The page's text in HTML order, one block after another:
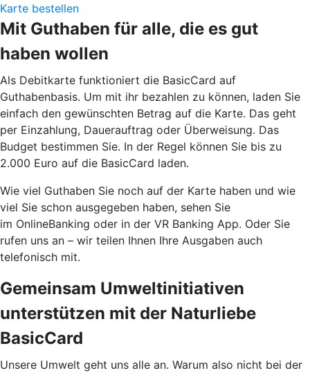
Karte bestellen
Mit Guthaben für alle, die es gut
haben wollen
Als Debitkarte funktioniert die BasicCard auf
Guthabenbasis. Um mit ihr bezahlen zu können, laden Sie
einfach den gewünschten Betrag auf die Karte. Das geht
per Einzahlung, Dauerauftrag oder Überweisung. Das
Budget bestimmen Sie. In der Regel können Sie bis zu
2.000 Euro auf die BasicCard laden.
Wie viel Guthaben Sie noch auf der Karte haben und wie
viel Sie schon ausgegeben haben, sehen Sie
im OnlineBanking oder in der VR Banking App. Oder Sie
rufen uns an – wir teilen Ihnen Ihre Ausgaben auch
telefonisch mit.
Gemeinsam Umweltinitiativen
unterstützen mit der Naturliebe
BasicCard
Unsere Umwelt geht uns alle an. Warum also nicht bei der